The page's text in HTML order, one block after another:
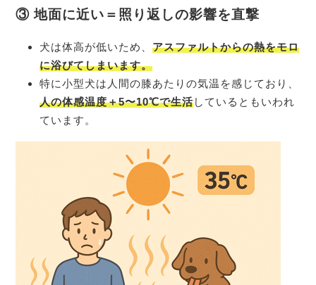
③ 地面に近い＝照り返しの影響を直撃
犬は体高が低いため、 アスファルトからの熱をモロ
に浴びてしまいます。
特に小型犬は人間の膝あたりの気温を感じており、
人の体感温度＋5〜10℃で生活しているともいわれ
ています。